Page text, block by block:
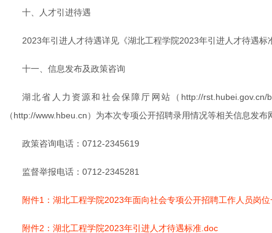
十、人才引进待遇
2023年引进人才待遇详见《湖北工程学院2023年引进人才待遇标
十一、信息发布及政策咨询
湖北省人力资源和社会保障厅网站（http://
（http://www.hbeu.cn）为本次专项公开招聘录用情况等相关信息发
政策咨询电话：0712-2345619
监督举报电话：0712-2345281
附件1：湖北工程学院2023年面向社会专项公开招聘工作人员岗
附件2：湖北工程学院2023年引进人才待遇标准.doc